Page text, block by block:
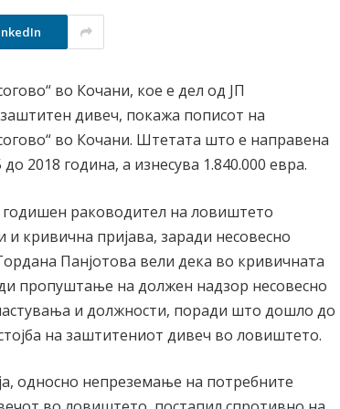
во Кочани, кое е дел од ЈП
дивеч, покажа пописот на
во Кочани. Штетата што е направена
2018 година, а изнесува 1.840.000 евра.
раководител на ловиштето
и кривична пријава, заради несовесно
Панјотова вели дека во кривичната
пропуштање на должен надзор несовесно
и должности, поради што дошло до
на заштитениот дивеч во ловиштето.
односно непреземање на потребните